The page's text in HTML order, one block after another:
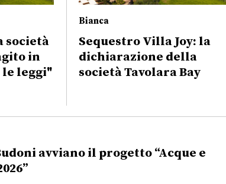
società
in
leggi"
Bianca
Sequestro Villa Joy: la
dichiarazione della
società Tavolara Bay
avviano il progetto “Acque e